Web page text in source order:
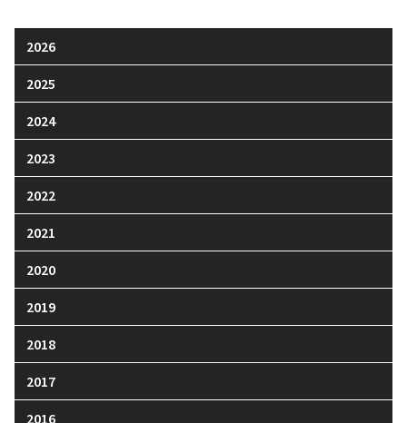
2026
2025
2024
2023
2022
2021
2020
2019
2018
2017
2016